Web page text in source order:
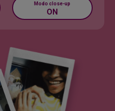
Modo close-up
ON